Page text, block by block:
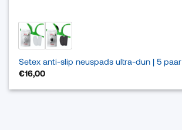
Setex anti-slip neuspads ultra-dun | 5 paar
€16,00